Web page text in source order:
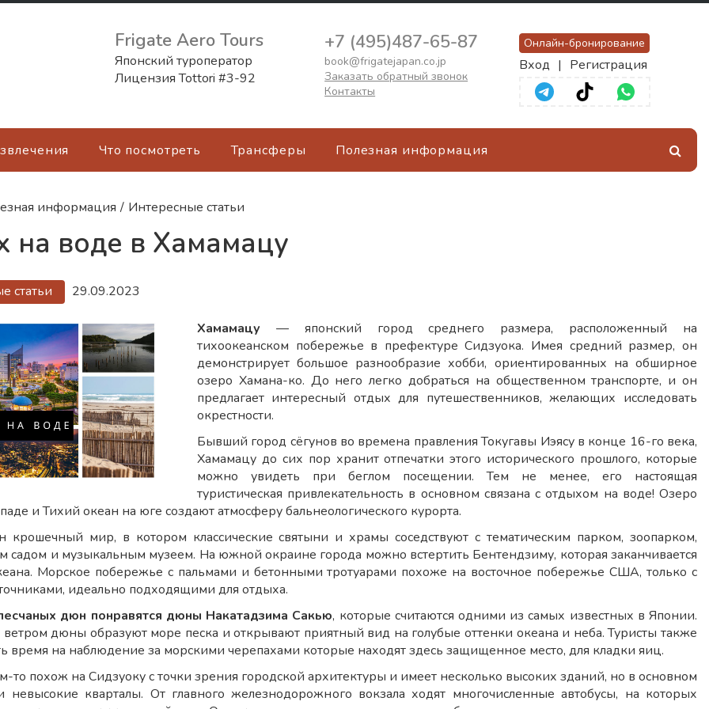
Frigate Aero Tours
Японский туроператор
Лицензия Tottori #3-92
+7 (495)487-65-87
book@frigatejapan.co.jp
Заказать обратный звонок
Контакты
Онлайн-бронирование
Вход | Регистрация
Что посмотреть Трансферы Полезная информация
информация / Интересные статьи
на воде в Хамамацу
статьи 29.09.2023
Хамамацу — японский город среднего размера, расположенный на
тихоокеанском побережье в префектуре Сидзуока. Имея средний размер, он
демонстрирует большое разнообразие хобби, ориентированных на обширное
озеро Хамана-ко. До него легко добраться на общественном транспорте, и он
предлагает интересный отдых для путешественников, желающих исследовать
окрестности.
Бывший город сёгунов во времена правления Токугавы Иэясу в конце 16-го века,
Хамамацу до сих пор хранит отпечатки этого исторического прошлого, которые
можно увидеть при беглом посещении. Тем не менее, его настоящая
туристическая привлекательность в основном связана с отдыхом на воде! Озеро
и Тихий океан на юге создают атмосферу бальнеологического курорта.
крошечный мир, в котором классические святыни и храмы соседствуют с тематическим парком, зоопарком,
садом и музыкальным музеем. На южной окраине города можно встертить Бентендзиму, которая заканчивается
Морское побережье с пальмами и бетонными тротуарами похоже на восточное побережье США, только с
идеально подходящими для отдыха.
дюн понравятся дюны Накатадзима Сакью, которые считаются одними из самых известных в Японии.
дюны образуют море песка и открывают приятный вид на голубые оттенки океана и неба. Туристы также
время на наблюдение за морскими черепахами которые находят здесь защищенное место, для кладки яиц.
то похож на Сидзуоку с точки зрения городской архитектуры и имеет несколько высоких зданий, но в основном
невысокие кварталы. От главного железнодорожного вокзала ходят многочисленные автобусы, на которых